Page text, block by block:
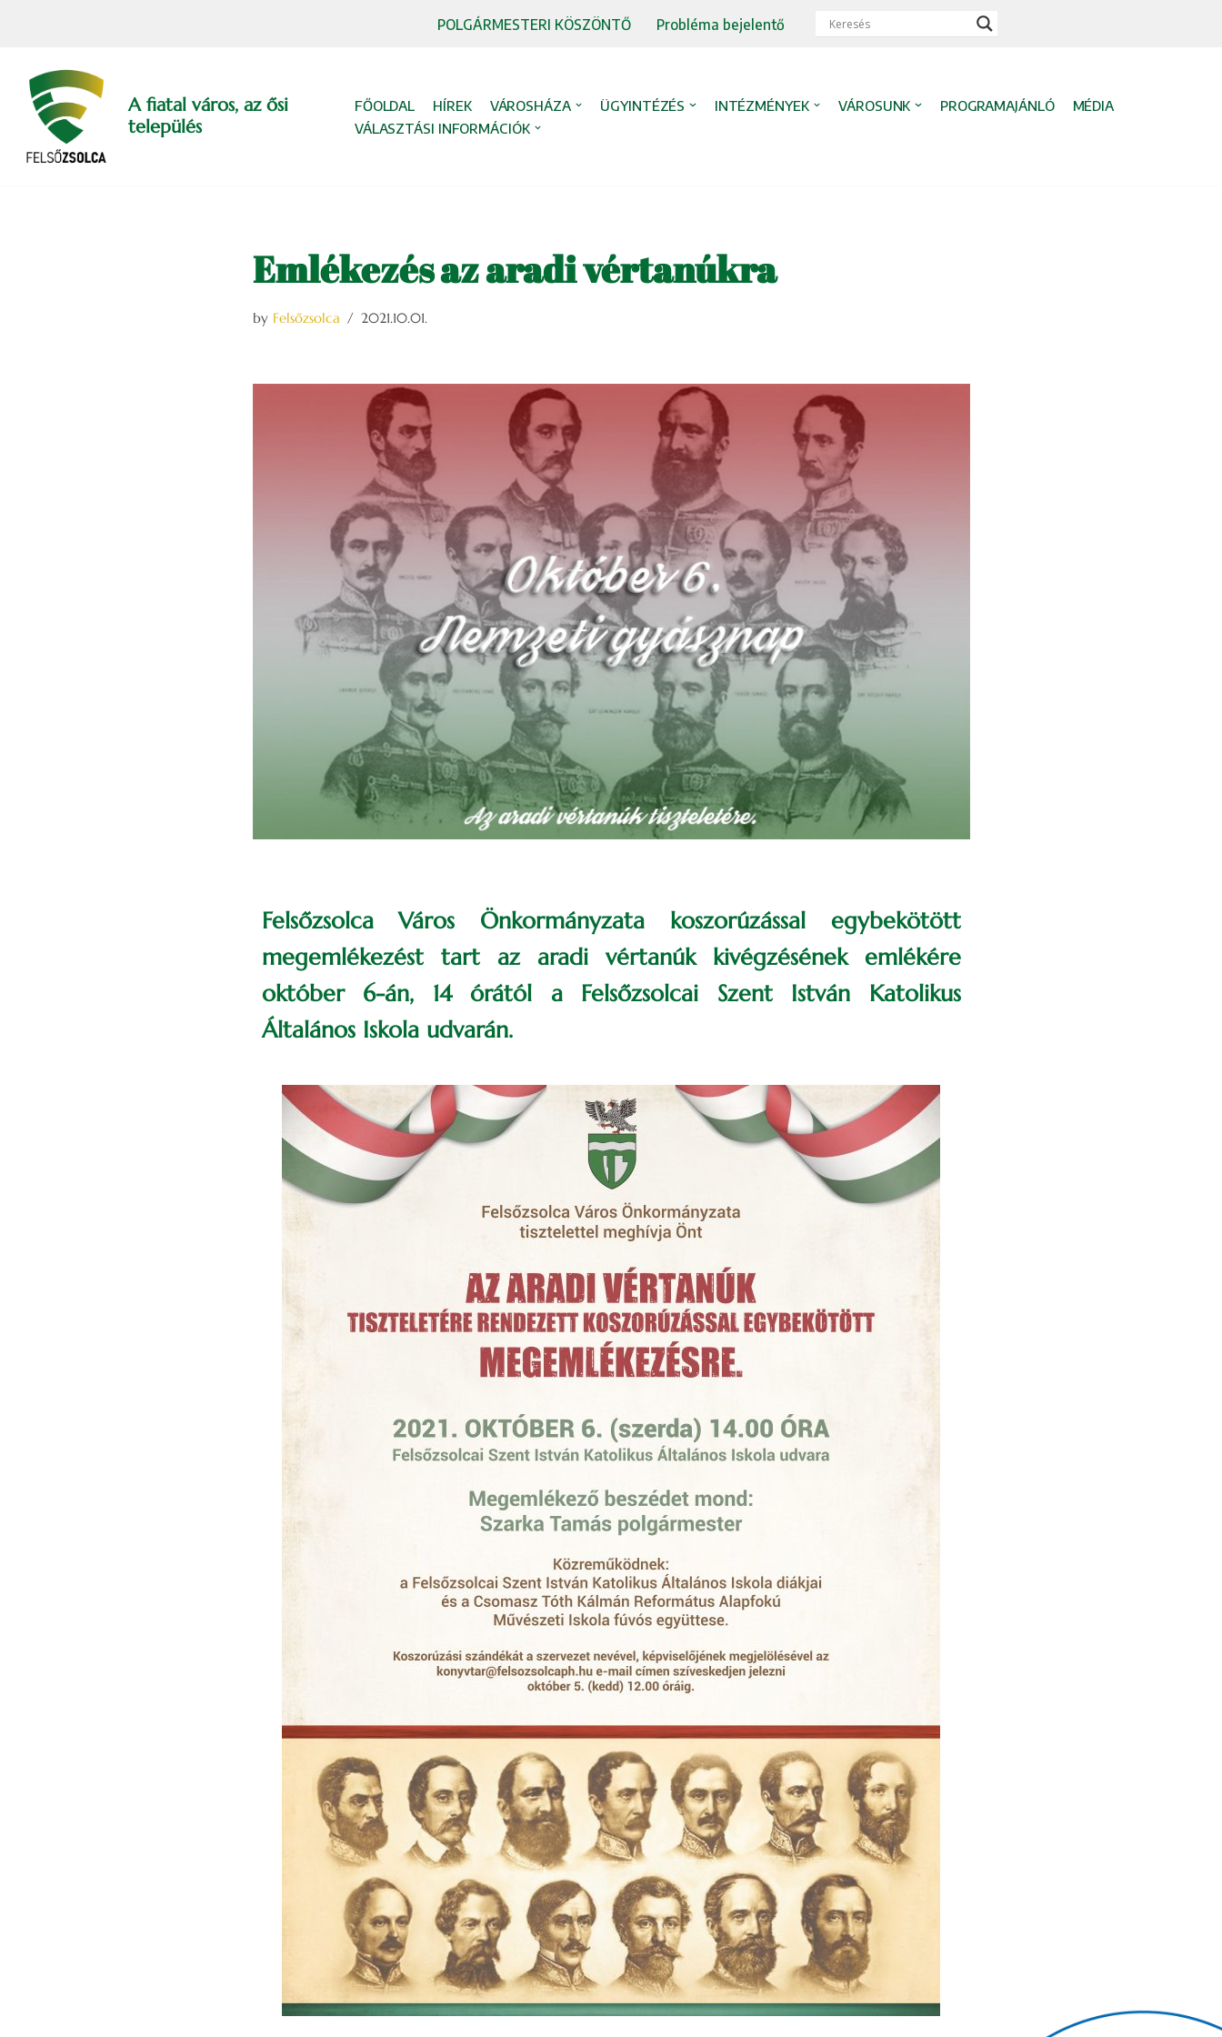
content
POLGÁRMESTERI KÖSZÖNTŐ Probléma bejelentő
A fiatal város, az ősi
település
FŐOLDAL HÍREK VÁROSHÁZA ÜGYINTÉZÉS INTÉZMÉNYEK VÁROSUNK PROGRAMAJÁNLÓ
MÉDIA
VÁLASZTÁSI INFORMÁCIÓK
Emlékezés az aradi vértanúkra
by Felsőzsolca 2021.10.01.
Felsőzsolca Város Önkormányzata koszorúzással egybekötött
megemlékezést tart az aradi vértanúk kivégzésének emlékére
október 6-án, 14 órától a Felsőzsolcai Szent István Katolikus
Általános Iskola udvarán.